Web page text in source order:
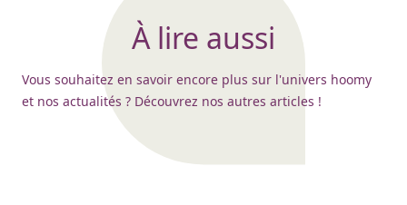
À lire aussi
Vous souhaitez en savoir encore plus sur l'univers hoomy
et nos actualités ? Découvrez nos autres articles !